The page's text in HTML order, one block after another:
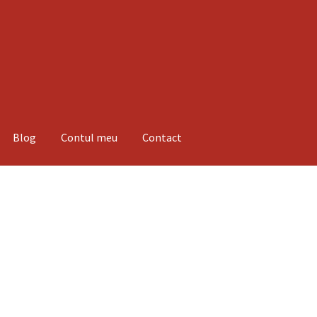
Blog Contul meu Contact